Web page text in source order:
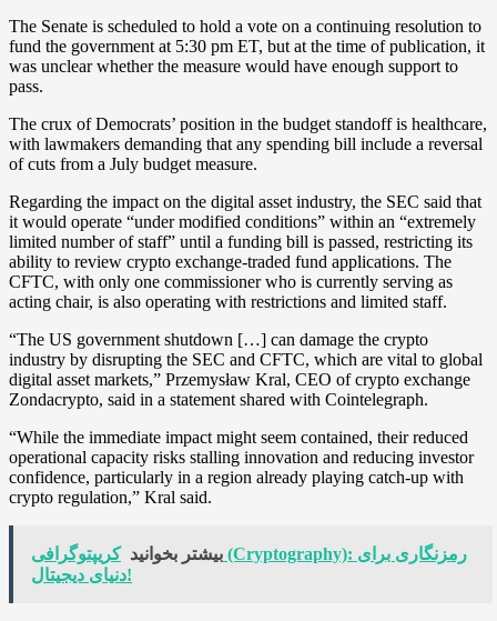
The Senate is scheduled to hold a vote on a continuing resolution to
fund the government at 5:30 pm ET, but at the time of publication, it
was unclear whether the measure would have enough support to
pass.
The crux of Democrats’ position in the budget standoff is healthcare,
with lawmakers demanding that any spending bill include a reversal
of cuts from a July budget measure.
Regarding the impact on the digital asset industry, the SEC said that
it would operate “under modified conditions” within an “extremely
limited number of staff” until a funding bill is passed, restricting its
ability to review crypto exchange-traded fund applications. The
CFTC, with only one commissioner who is currently serving as
acting chair, is also operating with restrictions and limited staff.
“The US government shutdown […] can damage the crypto
industry by disrupting the SEC and CFTC, which are vital to global
digital asset markets,” Przemysław Kral, CEO of crypto exchange
Zondacrypto, said in a statement shared with Cointelegraph.
“While the immediate impact might seem contained, their reduced
operational capacity risks stalling innovation and reducing investor
confidence, particularly in a region already playing catch-up with
crypto regulation,” Kral said.
بیشتر بخوانید کریپتوگرافی (Cryptography): رمزنگاری برای
دنیای دیجیتال!